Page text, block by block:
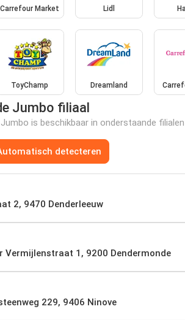
Carrefour Market Lidl
ToyChamp Dreamland
Jumbo filiaal
is beschikbaar in onderstaande
detecteren
2, 9470 Denderleeuw
Vermijlenstraat 1, 9200 Dendermonde
229, 9406 Ninove